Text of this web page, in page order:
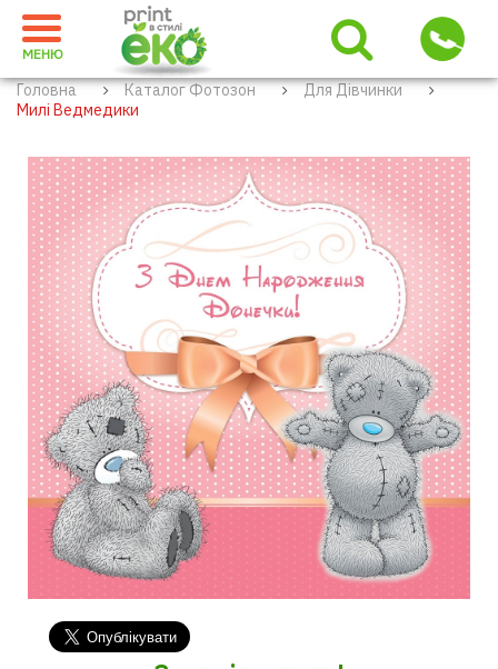
МЕНЮ
Головна Каталог Фотозон
Для Дівчинки
Милі Ведмедики